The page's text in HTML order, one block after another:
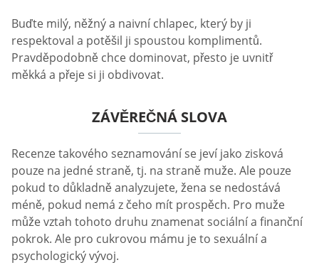
Buďte milý, něžný a naivní chlapec, který by ji
respektoval a potěšil ji spoustou komplimentů.
Pravděpodobně chce dominovat, přesto je uvnitř
měkká a přeje si ji obdivovat.
ZÁVĚREČNÁ SLOVA
Recenze takového seznamování se jeví jako zisková
pouze na jedné straně, tj. na straně muže. Ale pouze
pokud to důkladně analyzujete, žena se nedostává
méně, pokud nemá z čeho mít prospěch. Pro muže
může vztah tohoto druhu znamenat sociální a finanční
pokrok. Ale pro cukrovou mámu je to sexuální a
psychologický vývoj.